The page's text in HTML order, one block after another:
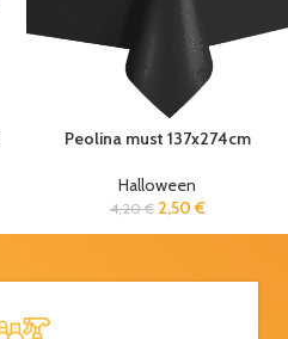
Peolina must 137x274cm
Halloween
4,20€ 2,50 €